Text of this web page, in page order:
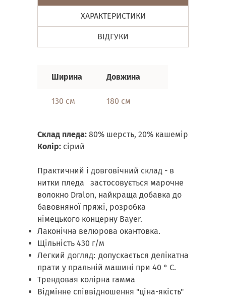
ХАРАКТЕРИСТИКИ
ВІДГУКИ
Ширина Довжина
130 см 180 см
Склад пледа: 80% шерсть, 20% кашемір
Колір: сірий
Практичний і довговічний склад - в
нитки пледа застосовується марочне
волокно Dralon, найкраща добавка до
бавовняної пряжі, розробка
німецького концерну Bayer.
Лаконічна велюрова окантовка.
Щільність 430 г/м
Легкий догляд: допускається делікатна
прати у пральній машині при 40 ° С.
Трендовая колірна гамма
Відмінне співвідношення "ціна-якість"